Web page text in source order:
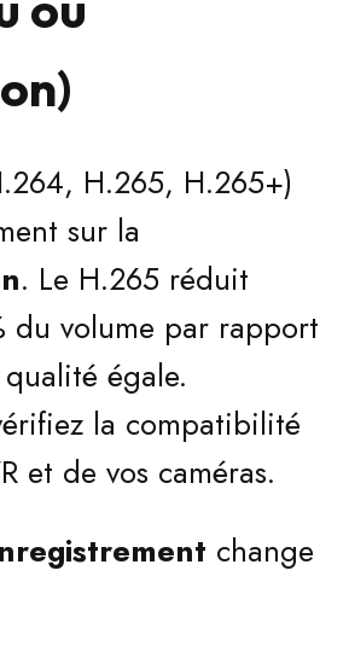
H.265, H.265+)
sur la
. Le H.265 réduit
du volume par rapport
égale.
la compatibilité
et de vos caméras.
change